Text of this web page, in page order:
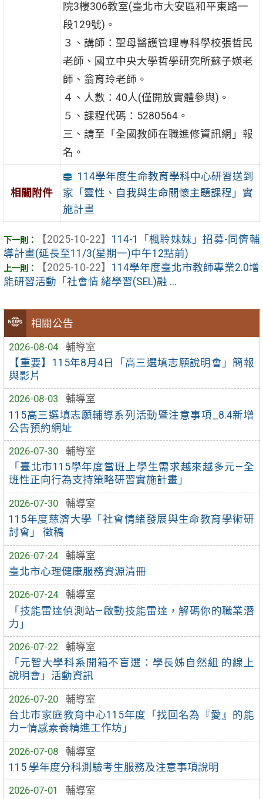
相關公告
2026-08-04
輔導室
【重要】115年8月4日「高三選填志願說明會」簡報
與影片
2026-08-03
輔導室
115高三選填志願輔導系列活動暨注意事項_8.4新增
公告預約網址
2026-07-30
輔導室
「臺北市115學年度當班上學生需求越來越多元—全
班性正向行為支持策略研習實施計畫」
2026-07-30
輔導室
115年度慈濟大學「社會情緒發展與生命教育學術研
討會」 徵稿
2026-07-24
輔導室
臺北市心理健康服務資源清冊
2026-07-24
輔導室
「技能雷達偵測站—啟動技能雷達，解碼你的職業潛
力」
2026-07-22
輔導室
「元智大學科系開箱不盲選：學長姊自然組 的線上
說明會」活動資訊
2026-07-20
輔導室
台北市家庭教育中心115年度「找回名為『愛』的能
力—情感素養精進工作坊」
2026-07-08
輔導室
115 學年度分科測驗考生服務及注意事項說明
2026-07-01
輔導室
院3樓306教室(臺北市大安區和平東路一
段129號)。
３、講師：聖母醫護管理專科學校張哲民
老師、國立中央大學哲學研究所蘇子媖老
師、翁育玲老師。
４、人數：40人(僅開放實體參與)。
５、課程代碼：5280564。
三、請至「全國教師在職進修資訊網」報
名。
相關附件
114學年度生命教育學科中心研習送到
家「靈性、自我與生命關懷主題課程」實
施計畫
【2025-10-22】 114-1「楓聆妹妹」招募-同儕輔
導計畫(延長至11/3(星期一)中午12點前)
【2025-10-22】 114學年度臺北市教師專業2.0增
能研習活動「社會情 緒學習(SEL)融 ...